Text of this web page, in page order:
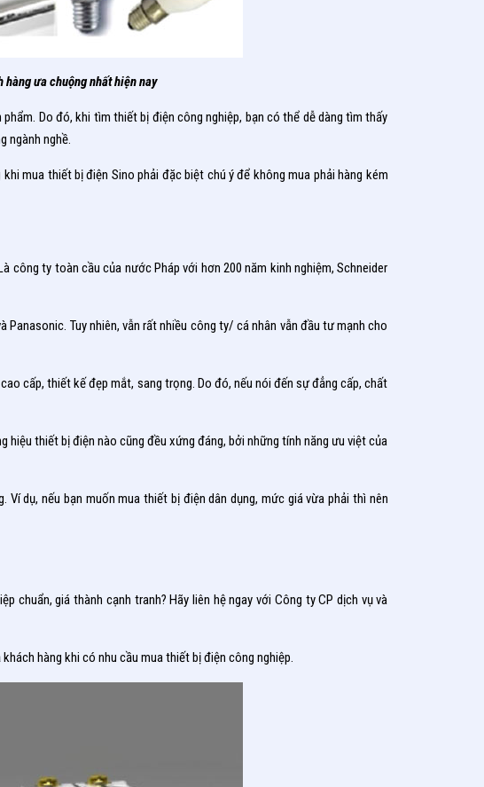
ưa chuộng nhất hiện nay
Do đó, khi tìm thiết bị điện công nghiệp, bạn có thể dễ dàng tìm thấy
ngành nghề.
mua thiết bị điện Sino phải đặc biệt chú ý để không mua phải hàng kém
ty toàn cầu của nước Pháp với hơn 200 năm kinh nghiệm, Schneider
Tuy nhiên, vẫn rất nhiều công ty/ cá nhân vẫn đầu tư mạnh cho
cấp, thiết kế đẹp mắt, sang trọng. Do đó, nếu nói đến sự đẳng cấp, chất
thiết bị điện nào cũng đều xứng đáng, bởi những tính năng ưu việt của
dụ, nếu bạn muốn mua thiết bị điện dân dụng, mức giá vừa phải thì nên
chuẩn, giá thành cạnh tranh? Hãy liên hệ ngay với Công ty CP dịch vụ và
hàng khi có nhu cầu mua thiết bị điện công nghiệp.